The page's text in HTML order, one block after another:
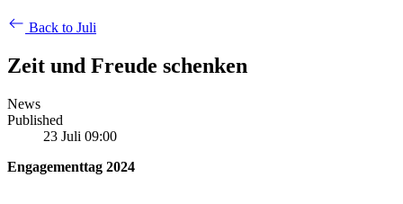
Back to Juli
Zeit und Freude schenken
News
Published
23 Juli 09:00
Engagementtag 2024